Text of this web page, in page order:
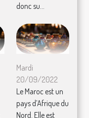
donc su...
Mardi
20/09/2022
Le Maroc est un
pays d’Afrique du
Nord. Elle est